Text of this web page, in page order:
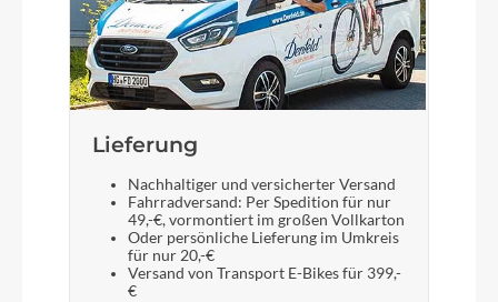
Lieferung
Nachhaltiger und versicherter Versand
Fahrradversand: Per Spedition für nur
49,-€, vormontiert im großen Vollkarton
Oder persönliche Lieferung im Umkreis
für nur 20,-€
Versand von Transport E-Bikes für 399,-
€